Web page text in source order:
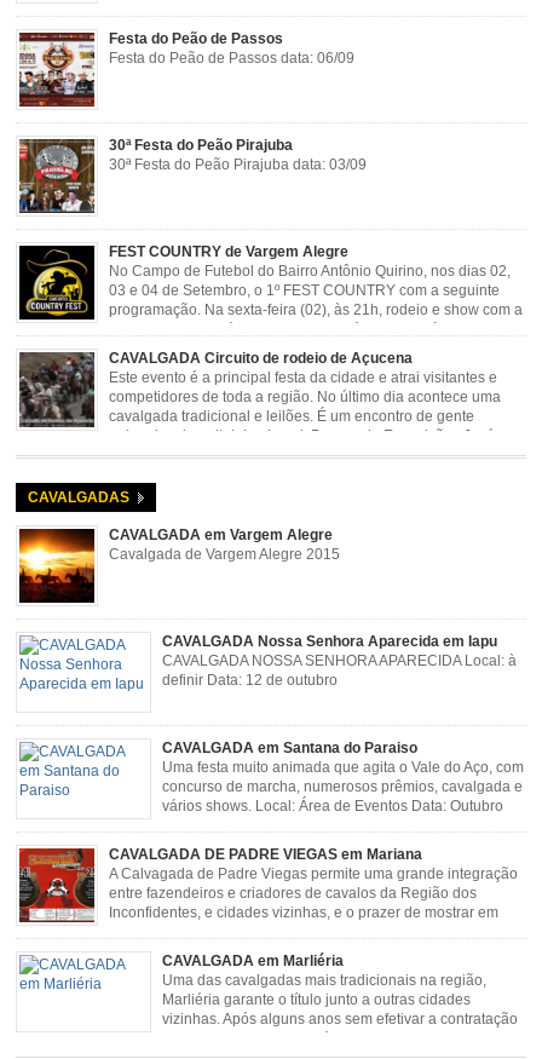
Festa do Peão de Passos
Festa do Peão de Passos data: 06/09
30ª Festa do Peão Pirajuba
30ª Festa do Peão Pirajuba data: 03/09
FEST COUNTRY de Vargem Alegre
No Campo de Futebol do Bairro Antônio Quirino, nos dias 02,
03 e 04 de Setembro, o 1º FEST COUNTRY com a seguinte
programação. Na sexta-feira (02), às 21h, rodeio e show com a
rodeio e shows com o Trio Pé de Cedro e o Trio […]
CAVALGADA Circuito de rodeio de Açucena
Este evento é a principal festa da cidade e atrai visitantes e
competidores de toda a região. No último dia acontece uma
cavalgada tradicional e leilões. É um encontro de gente
animada e hospitaleira. Local: Parque de Exposições José
Rosa Guimarães, Açucena Data: Setembro
CAVALGADAS
CAVALGADA em Vargem Alegre
Cavalgada de Vargem Alegre 2015
CAVALGADA Nossa Senhora Aparecida em Iapu
CAVALGADA NOSSA SENHORA APARECIDA Local: à
definir Data: 12 de outubro
CAVALGADA em Santana do Paraiso
Uma festa muito animada que agita o Vale do Aço, com
concurso de marcha, numerosos prêmios, cavalgada e
vários shows. Local: Área de Eventos Data: Outubro
CAVALGADA DE PADRE VIEGAS em Mariana
A Calvagada de Padre Viegas permite uma grande integração
entre fazendeiros e criadores de cavalos da Região dos
Inconfidentes, e cidades vizinhas, e o prazer de mostrar em
resgata cultura e saúde além de contar com apresentações musicais. Local:
Distrito de Padre Viegas, Antigo Campo de […]
CAVALGADA em Marliéria
Uma das cavalgadas mais tradicionais na região,
Marliéria garante o título junto a outras cidades
vizinhas. Após alguns anos sem efetivar a contratação